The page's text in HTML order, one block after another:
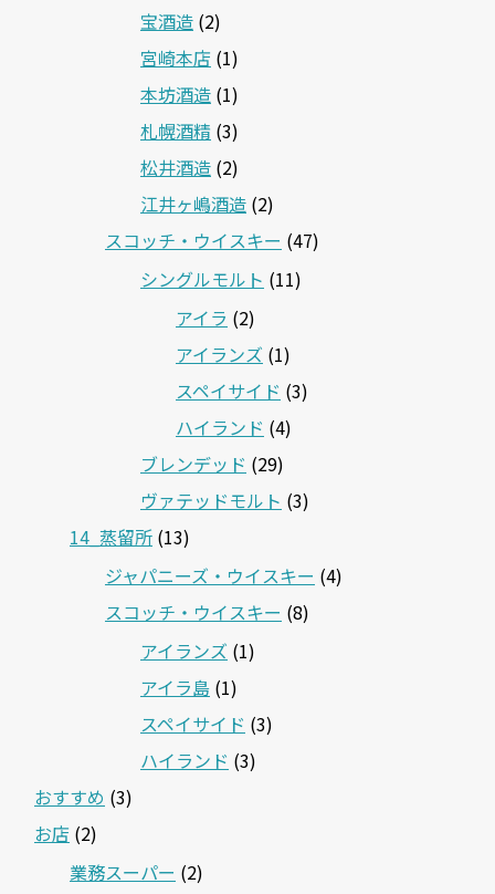
宝酒造 (2)
宮崎本店 (1)
本坊酒造 (1)
札幌酒精 (3)
松井酒造 (2)
江井ヶ嶋酒造 (2)
スコッチ・ウイスキー (47)
シングルモルト (11)
アイラ (2)
アイランズ (1)
スペイサイド (3)
ハイランド (4)
ブレンデッド (29)
ヴァテッドモルト (3)
14_蒸留所 (13)
ジャパニーズ・ウイスキー (4)
スコッチ・ウイスキー (8)
アイランズ (1)
アイラ島 (1)
スペイサイド (3)
ハイランド (3)
おすすめ (3)
お店 (2)
業務スーパー (2)